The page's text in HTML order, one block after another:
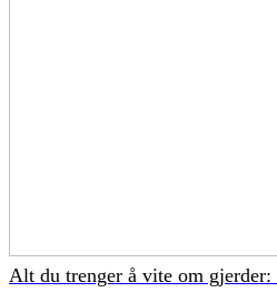
Alt du trenger å vite om